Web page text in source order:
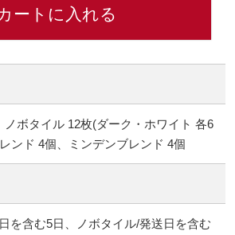
ートに入れる
ノボタイル 12枚(ダーク・ホワイト 各6
ンド 4個、ミンデンブレンド 4個
を含む5日、ノボタイル/発送日を含む